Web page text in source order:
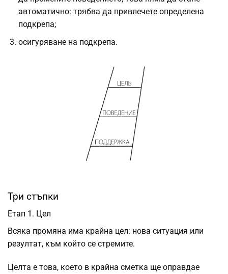
автоматично: трябва да привлечете определена
подкрепа;
осигуряване на подкрепа.
Три стъпки
Етап 1. Цел
Всяка промяна има крайна цел: нова ситуация или
резултат, към който се стремите.
Целта е това, което в крайна сметка ще оправдае